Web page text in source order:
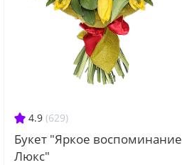
4.9 (629)
Букет "Яркое воспоминание
Люкс"